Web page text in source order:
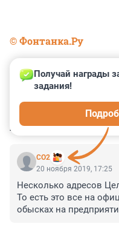
© Фонтанка.Ру
КОММЕНТАРИИ 7
CO2
Получай награды
задания!
20 ноября 2019, 17:25
Несколько адресов
То есть это все на
обысках на